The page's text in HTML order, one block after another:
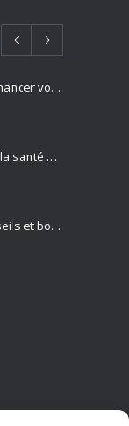
Employeurs : des subventions pour financer vos actions de prévention des risques professionnels
Journée mondiale de la sécurité et de la santé au travail : focus sur la prévention des risques professionnels
Comment bouger plus au travail : conseils et bonnes pratiques pour préserver sa santé